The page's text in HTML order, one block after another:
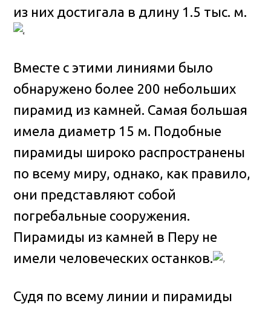
из них достигала в длину 1.5 тыс. м.
Вместе с этими линиями было
обнаружено более 200 небольших
пирамид из камней. Самая большая
имела диаметр 15 м. Подобные
пирамиды широко распространены
по всему миру, однако, как правило,
они представляют собой
погребальные сооружения.
Пирамиды из камней в Перу не
имели человеческих останков.
Судя по всему линии и пирамиды